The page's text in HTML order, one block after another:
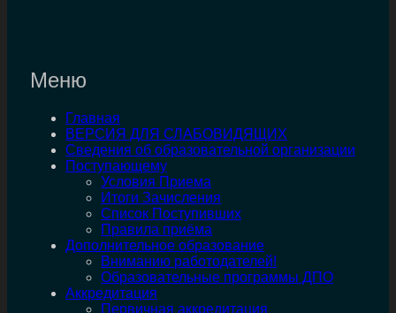
Меню
Главная
ВЕРСИЯ ДЛЯ СЛАБОВИДЯЩИХ
Сведения об образовательной организации
Поступающему
Условия Приема
Итоги Зачисления
Список Поступивших
Правила приёма
Дополнительное образование
Вниманию работодателей!
Образовательные программы ДПО
Аккредитация
Первичная аккредитация